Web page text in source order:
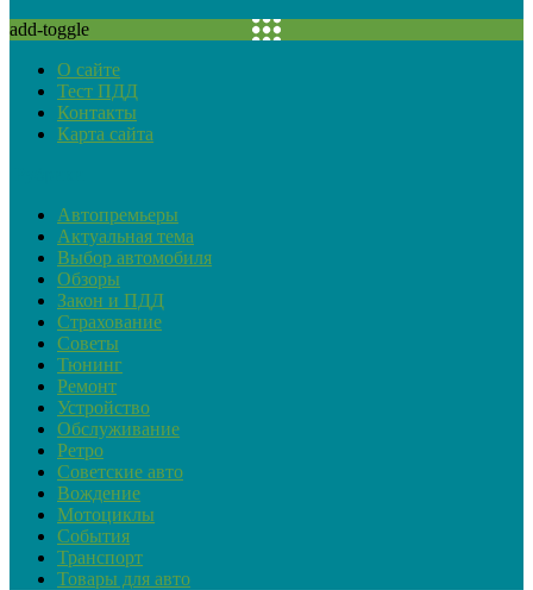
add-toggle
О сайте
Тест ПДД
Контакты
Карта сайта
Автопремьеры
Актуальная тема
Выбор автомобиля
Обзоры
Закон и ПДД
Страхование
Советы
Тюнинг
Ремонт
Устройство
Обслуживание
Ретро
Советские авто
Вождение
Мотоциклы
События
Транспорт
Товары для авто